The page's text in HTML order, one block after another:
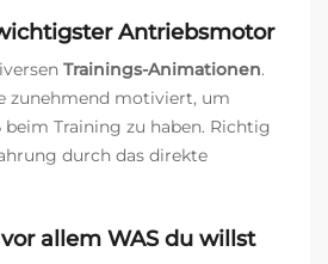
Antriebsmotor
Trainings-Animationen.
zunehmend motiviert, um
Training zu haben. Richtig
durch das direkte
allem WAS du willst